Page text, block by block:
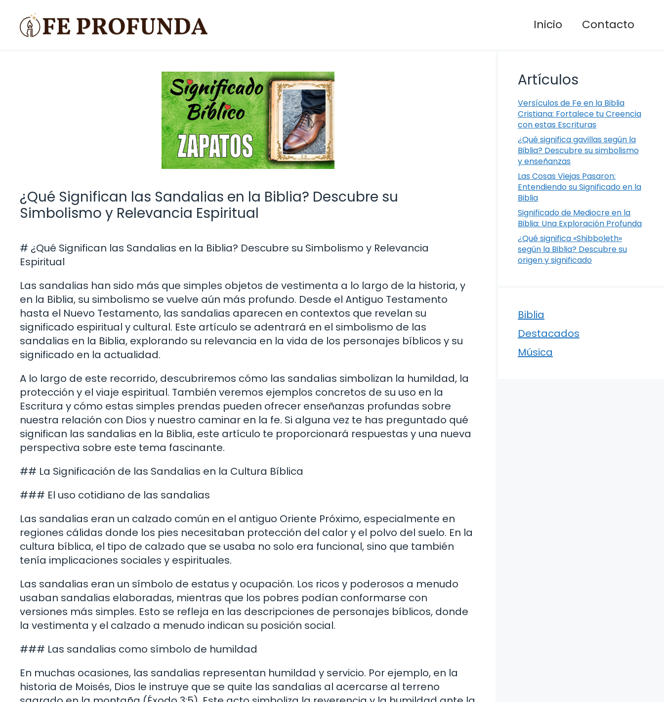
contenido
Inicio Contacto
¿Qué Significan las Sandalias en la Biblia? Descubre su
Simbolismo y Relevancia Espiritual
# ¿Qué Significan las Sandalias en la Biblia? Descubre su Simbolismo y Relevancia
Espiritual
Las sandalias han sido más que simples objetos de vestimenta a lo largo de la historia, y
en la Biblia, su simbolismo se vuelve aún más profundo. Desde el Antiguo Testamento
hasta el Nuevo Testamento, las sandalias aparecen en contextos que revelan su
significado espiritual y cultural. Este artículo se adentrará en el simbolismo de las
sandalias en la Biblia, explorando su relevancia en la vida de los personajes bíblicos y su
significado en la actualidad.
A lo largo de este recorrido, descubriremos cómo las sandalias simbolizan la humildad, la
protección y el viaje espiritual. También veremos ejemplos concretos de su uso en la
Escritura y cómo estas simples prendas pueden ofrecer enseñanzas profundas sobre
nuestra relación con Dios y nuestro caminar en la fe. Si alguna vez te has preguntado qué
significan las sandalias en la Biblia, este artículo te proporcionará respuestas y una nueva
perspectiva sobre este tema fascinante.
## La Significación de las Sandalias en la Cultura Bíblica
### El uso cotidiano de las sandalias
Las sandalias eran un calzado común en el antiguo Oriente Próximo, especialmente en
regiones cálidas donde los pies necesitaban protección del calor y el polvo del suelo. En la
cultura bíblica, el tipo de calzado que se usaba no solo era funcional, sino que también
tenía implicaciones sociales y espirituales.
Las sandalias eran un símbolo de estatus y ocupación. Los ricos y poderosos a menudo
usaban sandalias elaboradas, mientras que los pobres podían conformarse con
versiones más simples. Esto se refleja en las descripciones de personajes bíblicos, donde
la vestimenta y el calzado a menudo indican su posición social.
### Las sandalias como símbolo de humildad
En muchas ocasiones, las sandalias representan humildad y servicio. Por ejemplo, en la
historia de Moisés, Dios le instruye que se quite las sandalias al acercarse al terreno
Artículos
Versículos de Fe en la Biblia
Cristiana: Fortalece tu Creencia
con estas Escrituras
¿Qué significa gavillas según la
Biblia? Descubre su simbolismo
y enseñanzas
Las Cosas Viejas Pasaron:
Entendiendo su Significado en la
Biblia
Significado de Mediocre en la
Biblia: Una Exploración Profunda
¿Qué significa «Shibboleth»
según la Biblia? Descubre su
origen y significado
Biblia
Destacados
Música